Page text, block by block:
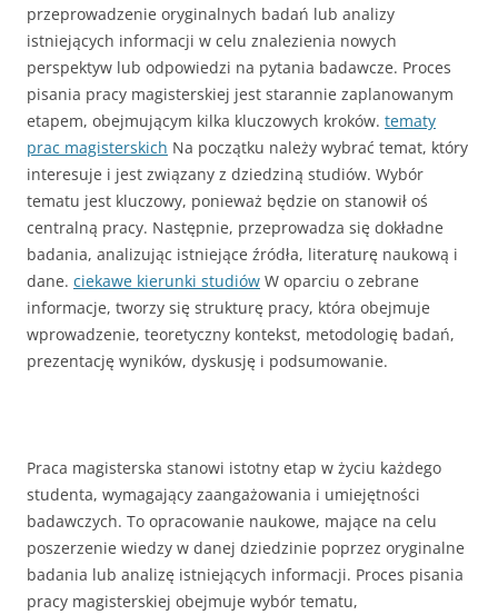
przeprowadzenie oryginalnych badań lub analizy
istniejących informacji w celu znalezienia nowych
perspektyw lub odpowiedzi na pytania badawcze. Proces
pisania pracy magisterskiej jest starannie zaplanowanym
etapem, obejmującym kilka kluczowych kroków. tematy
prac magisterskich Na początku należy wybrać temat, który
interesuje i jest związany z dziedziną studiów. Wybór
tematu jest kluczowy, ponieważ będzie on stanowił oś
centralną pracy. Następnie, przeprowadza się dokładne
badania, analizując istniejące źródła, literaturę naukową i
dane. ciekawe kierunki studiów W oparciu o zebrane
informacje, tworzy się strukturę pracy, która obejmuje
wprowadzenie, teoretyczny kontekst, metodologię badań,
prezentację wyników, dyskusję i podsumowanie.
Praca magisterska stanowi istotny etap w życiu każdego
studenta, wymagający zaangażowania i umiejętności
badawczych. To opracowanie naukowe, mające na celu
poszerzenie wiedzy w danej dziedzinie poprzez oryginalne
badania lub analizę istniejących informacji. Proces pisania
pracy magisterskiej obejmuje wybór tematu,